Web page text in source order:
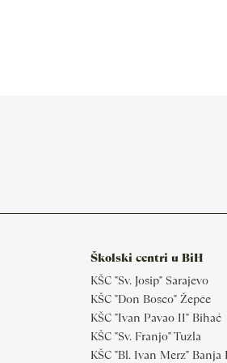
Školski centri u BiH
KŠC "Sv. Josip" Sarajevo
KŠC "Don Bosco" Žepče
KŠC "Ivan Pavao II" Bihać
KŠC "Sv. Franjo" Tuzla
KŠC "Bl. Ivan Merz" Banja